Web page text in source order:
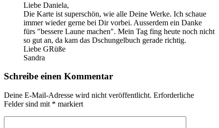
Liebe Daniela,
Die Karte ist superschön, wie alle Deine Werke. Ich schaue
immer wieder gerne bei Dir vorbei. Ausserdem ein Danke
fürs "bessere Laune machen". Mein Tag fing heute noch nicht
so gut an, da kam das Dschungelbuch gerade richtig.
Liebe GRüße
Sandra
Schreibe einen Kommentar
Deine E-Mail-Adresse wird nicht veröffentlicht. Erforderliche
Felder sind mit * markiert